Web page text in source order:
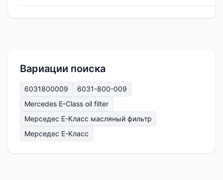
Вариации поиска
6031800009
6031-800-009
Mercedes E-Class oil filter
Мерседес Е-Класс масляный фильтр
Мерседес Е-Класс